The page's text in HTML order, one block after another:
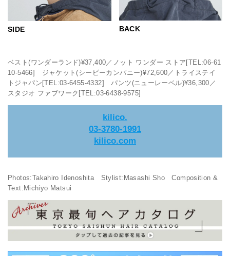
SIDE BACK
ベスト(ワンダーランド)¥37,400／ノット ワンダー ストア[TEL:06-61
10-5466] ジャケット(シーピーカンパニー)¥72,600／トライステイ
トジャパン[TEL:03-6455-4332] パンツ(ニューレーベル)¥36,300／
スタジオ ファブワーク[TEL:03-6438-9575]
kilico.
03-3780-1991
kilico.com
Photos:Takahiro Idenoshita Stylist:Masashi Sho Composition &
Text:Michiyo Matsui